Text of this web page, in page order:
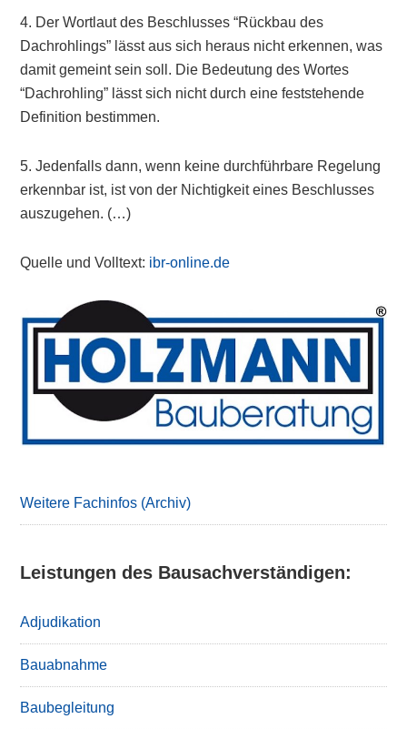
4. Der Wortlaut des Beschlusses “Rückbau des
Dachrohlings” lässt aus sich heraus nicht erkennen, was
damit gemeint sein soll. Die Bedeutung des Wortes
“Dachrohling” lässt sich nicht durch eine feststehende
Definition bestimmen.
5. Jedenfalls dann, wenn keine durchführbare Regelung
erkennbar ist, ist von der Nichtigkeit eines Beschlusses
auszugehen. (…)
Quelle und Volltext: ibr-online.de
Primary
Sidebar
Weitere Fachinfos (Archiv)
Leistungen des Bausachverständigen:
Adjudikation
Bauabnahme
Baubegleitung